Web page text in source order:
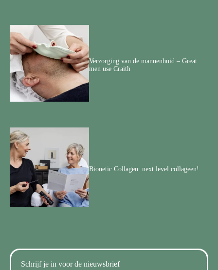
Verzorging van de mannenhuid – Great
men use Craith
Bionetic Collagen: next level collageen!
Schrijf je in voor de nieuwsbrief